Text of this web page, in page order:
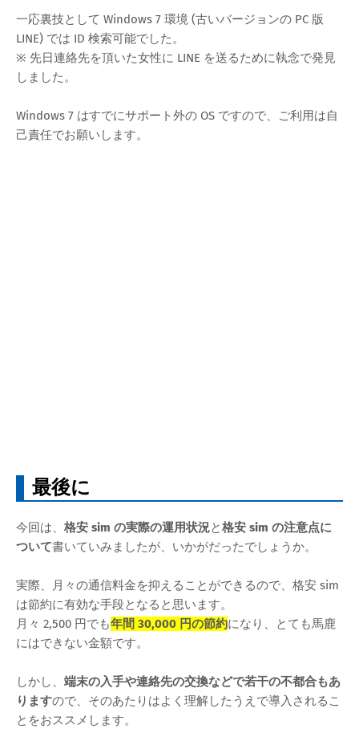
一応裏技として Windows 7 環境 (古いバージョンの PC 版
LINE) では ID 検索可能でした。
※ 先日連絡先を頂いた女性に LINE を送るために執念で発見
しました。
Windows 7 はすでにサポート外の OS ですので、ご利用は自
己責任でお願いします。
最後に
今回は、 格安 sim の実際の運用状況と格安 sim の注意点に
ついて書いていみましたが、いかがだったでしょうか。
実際、月々の通信料金を抑えることができるので、格安 sim
は節約に有効な手段となると思います。
月々 2,500 円でも年間 30,000 円の節約になり、とても馬鹿
にはできない金額です。
しかし、 端末の入手や連絡先の交換などで若干の不都合もあ
りますので、そのあたりはよく理解したうえで導入されるこ
とをおススメします。